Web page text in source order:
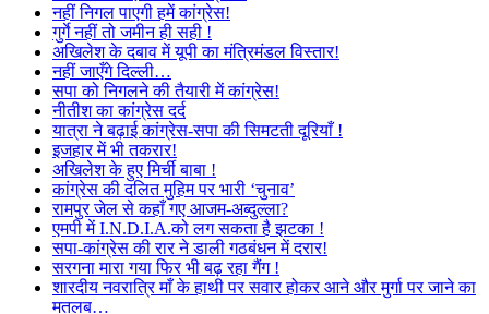
नहीं निगल पाएगी हमें कांग्रेस!
गुर्गे नहीं तो जमीन ही सही !
अखिलेश के दबाव में यूपी का मंत्रिमंडल विस्तार!
नहीं जाएँगे दिल्ली…
सपा को निगलने की तैयारी में कांग्रेस!
नीतीश का कांग्रेस दर्द
यात्रा ने बढ़ाई कांग्रेस-सपा की सिमटती दूरियाँ !
इजहार में भी तकरार!
अखिलेश के हुए मिर्ची बाबा !
कांग्रेस की दलित मुहिम पर भारी ‘चुनाव’
रामपुर जेल से कहाँ गए आजम-अब्दुल्ला?
एमपी में I.N.D.I.A.को लग सकता है झटका !
सपा-कांग्रेस की रार ने डाली गठबंधन में दरार!
सरगना मारा गया फिर भी बढ़ रहा गैंग !
शारदीय नवरात्रि माँ के हाथी पर सवार होकर आने और मुर्गा पर जाने का
मतलब…